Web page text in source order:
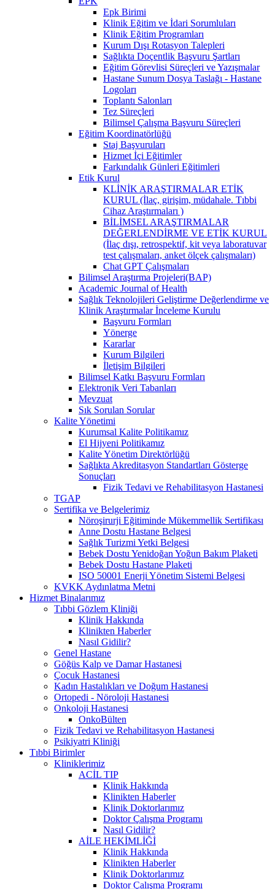
Epk Birimi
Klinik Eğitim ve İdari Sorumluları
Klinik Eğitim Programları
Kurum Dışı Rotasyon Talepleri
Sağlıkta Doçentlik Başvuru Şartları
Eğitim Görevlisi Süreçleri ve Yazışmalar
Hastane Sunum Dosya Taslağı - Hastane
Logoları
Toplantı Salonları
Tez Süreçleri
Bilimsel Çalışma Başvuru Süreçleri
Eğitim Koordinatörlüğü
Staj Başvuruları
Hizmet İçi Eğitimler
Farkındalık Günleri Eğitimleri
Etik Kurul
KLİNİK ARAŞTIRMALAR ETİK
KURUL (İlaç, girişim, müdahale. Tıbbi
Cihaz Araştırmaları )
BİLİMSEL ARAŞTIRMALAR
DEĞERLENDİRME VE ETİK KURUL
(İlaç dışı, retrospektif, kit veya laboratuvar
test çalışmaları, anket ölçek çalışmaları)
Chat GPT Çalışmaları
Bilimsel Araştırma Projeleri(BAP)
Academic Journal of Health
Sağlık Teknolojileri Geliştirme Değerlendirme ve
Klinik Araştırmalar İnceleme Kurulu
Başvuru Formları
Yönerge
Kararlar
Kurum Bilgileri
İletişim Bilgileri
Bilimsel Katkı Başvuru Formları
Elektronik Veri Tabanları
Mevzuat
Sık Sorulan Sorular
Kalite Yönetimi
Kurumsal Kalite Politikamız
El Hijyeni Politikamız
Kalite Yönetim Direktörlüğü
Sağlıkta Akreditasyon Standartları Gösterge
Sonuçları
Fizik Tedavi ve Rehabilitasyon Hastanesi
TGAP
Sertifika ve Belgelerimiz
Nöroşirurji Eğitiminde Mükemmellik Sertifikası
Anne Dostu Hastane Belgesi
Sağlık Turizmi Yetki Belgesi
Bebek Dostu Yenidoğan Yoğun Bakım Plaketi
Bebek Dostu Hastane Plaketi
ISO 50001 Enerji Yönetim Sistemi Belgesi
KVKK Aydınlatma Metni
Hizmet Binalarımız
Tıbbi Gözlem Kliniği
Klinik Hakkında
Klinikten Haberler
Nasıl Gidilir?
Genel Hastane
Göğüs Kalp ve Damar Hastanesi
Çocuk Hastanesi
Kadın Hastalıkları ve Doğum Hastanesi
Ortopedi - Nöroloji Hastanesi
Onkoloji Hastanesi
OnkoBülten
Fizik Tedavi ve Rehabilitasyon Hastanesi
Psikiyatri Kliniği
Tıbbi Birimler
Kliniklerimiz
ACİL TIP
Klinik Hakkında
Klinikten Haberler
Klinik Doktorlarımız
Doktor Çalışma Programı
Nasıl Gidilir?
AİLE HEKİMLİĞİ
Klinik Hakkında
Klinikten Haberler
Klinik Doktorlarımız
Doktor Çalışma Programı